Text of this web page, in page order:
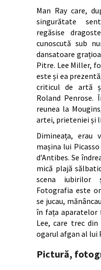
Man Ray care,
singurătate
regăsise
cunoscută sub
dansatoare
Pitre. Lee Miller,
este și ea
criticul de artă
Roland Penrose.
reunea la
artei, prieteniei și
Dimineața, erau
mașina lui
d’Antibes. Se
mică plajă
scena
Fotografia este
se jucau,
în fața aparatelor
Lee, care trec
ogarul afgan al lui
Pictură,